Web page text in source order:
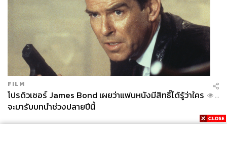
FILM
โปรดิวเซอร์ James Bond เผยว่าแฟนหนังมีสิทธิ์ได้รู้ว่าใคร
จะมารับบทนำช่วงปลายปีนี้
...